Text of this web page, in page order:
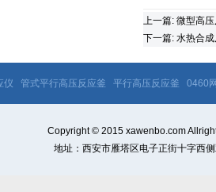
上一篇: 微型高
下一篇: 水热合
仪 管式平行高压反应釜 平行高压反应釜 0460
Copyright © 2015 xawenbo.com
地址：西安市雁塔区电子正街十字